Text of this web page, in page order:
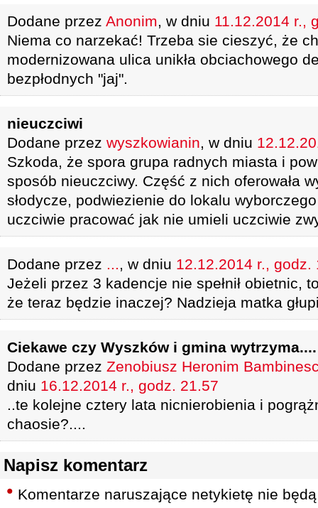
Dodane przez Anonim, w dniu 11.12.2014 r.,
Niema co narzekać! Trzeba sie cieszyć, że
modernizowana ulica unikła obciachowego
bezpłodnych "jaj".
nieuczciwi
Dodane przez wyszkowianin, w dniu
Szkoda, że spora grupa radnych miasta i
sposób nieuczciwy. Część z nich oferowała
słodycze, podwiezienie do lokalu
uczciwie pracować jak nie umieli uczciwie
Dodane przez ..., w dniu 12.12.2014 r., godz.
Jeżeli przez 3 kadencje nie spełnił obietnic,
że teraz będzie inaczej? Nadzieja matka
Ciekawe czy Wyszków i gmina wytrzyma....
Dodane przez Zenobiusz Heronim
dniu 16.12.2014 r., godz. 21.57
..te kolejne cztery lata nicnierobienia i
chaosie?....
Napisz komentarz
Komentarze naruszające netykietę nie